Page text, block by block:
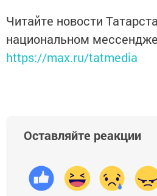
Читайте новости
национальном
https://max.ru/tatmedia
Оставляйте реакции